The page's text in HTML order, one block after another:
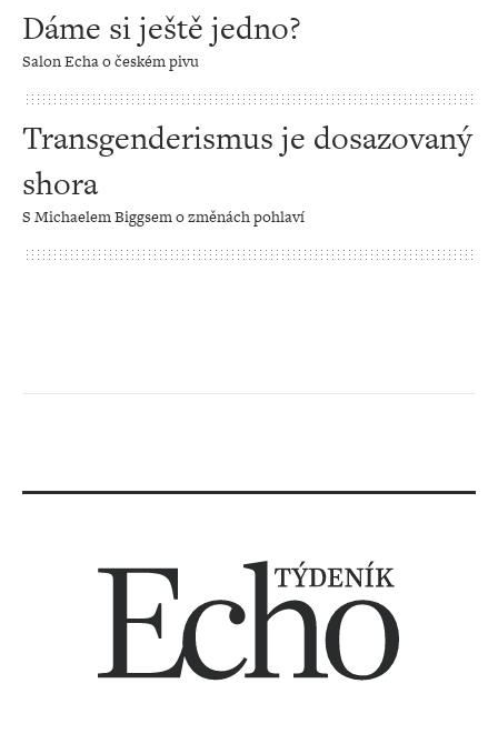
Dáme si ještě jedno?
Salon Echa o českém pivu
Transgenderismus je dosazovaný
shora
S Michaelem Biggsem o změnách pohlaví